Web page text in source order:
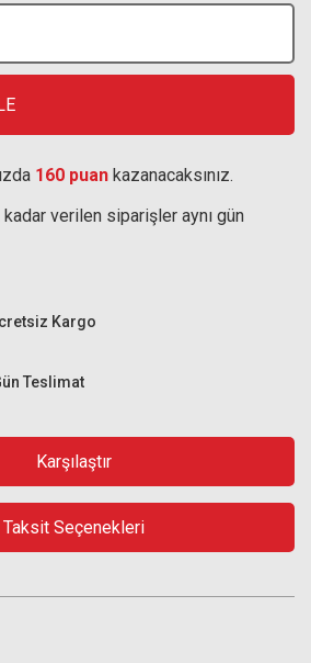
160 puan kazanacaksınız.
kadar verilen siparişler aynı gün
Teslimat
Kargo
Karşılaştır
Taksit Seçenekleri